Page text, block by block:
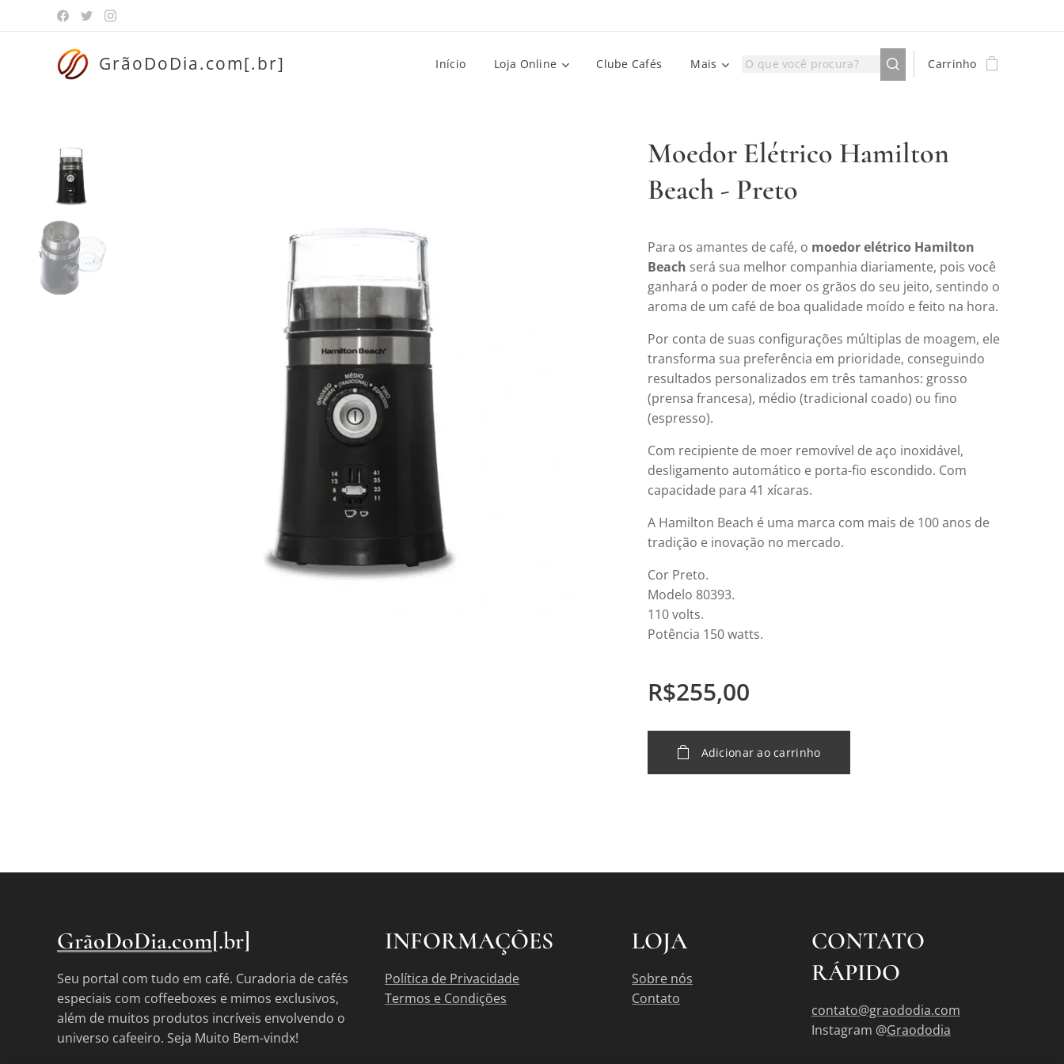
GrãoDoDia.com[.br] Início Loja Online Clube Cafés Mais Carrinho
Moedor Elétrico Hamilton
Beach - Preto
Para os amantes de café, o moedor elétrico Hamilton
Beach será sua melhor companhia diariamente, pois você
ganhará o poder de moer os grãos do seu jeito, sentindo o
aroma de um café de boa qualidade moído e feito na hora.
Por conta de suas configurações múltiplas de moagem, ele
transforma sua preferência em prioridade, conseguindo
resultados personalizados em três tamanhos: grosso
(prensa francesa), médio (tradicional coado) ou fino
(espresso).
Com recipiente de moer removível de aço inoxidável,
desligamento automático e porta-fio escondido. Com
capacidade para 41 xícaras.
A Hamilton Beach é uma marca com mais de 100 anos de
tradição e inovação no mercado.
Cor Preto.
Modelo 80393.
110 volts.
Potência 150 watts.
R$255,00
Adicionar ao carrinho
GrãoDoDia.com[.br]
Seu portal com tudo em café. Curadoria de cafés
especiais com coffeeboxes e mimos exclusivos,
além de muitos produtos incríveis envolvendo o
universo cafeeiro. Seja Muito Bem-vindx!
INFORMAÇÕES
Política de Privacidade
Termos e Condições
LOJA
Sobre nós
Contato
CONTATO
RÁPIDO
contato@graododia.com
Instagram @Graododia